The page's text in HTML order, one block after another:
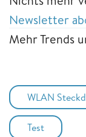
Newsletter
Mehr Trends
WLAN
Test